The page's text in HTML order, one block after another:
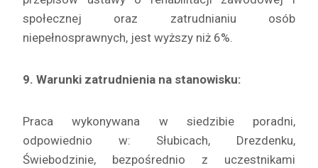
społecznej oraz zatrudnianiu osób
niepełnosprawnych, jest wyższy niż 6%.
9. Warunki zatrudnienia na stanowisku:
Praca wykonywana w siedzibie poradni,
odpowiednio w: Słubicach, Drezdenku,
Świebodzinie, bezpośrednio z uczestnikami